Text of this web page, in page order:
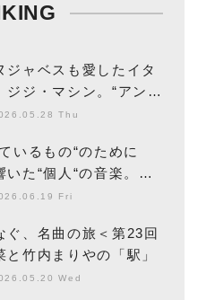
ジャベスも愛したイタ
ジジ・マシン。“アンビ
が明かす創作の原点
Thu
いるもの“のために
た“個人“の音楽。冥
神楽』をレポート
Fri
ぐ、名曲の旅＜第23回
竹内まりやの「駅」
Wed